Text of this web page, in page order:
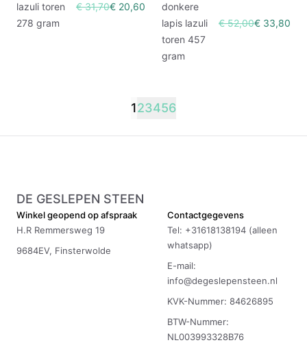
lazuli toren
278 gram
€ 31,70€ 20,60
donkere
lapis lazuli
toren 457
gram
€ 52,00€ 33,80
123456
DE GESLEPEN STEEN
Winkel geopend op afspraak
H.R Remmersweg 19
9684EV, Finsterwolde
Contactgegevens
Tel: +31618138194 (alleen
whatsapp)
E-mail:
info@degeslepensteen.nl
KVK-Nummer: 84626895
BTW-Nummer:
NL003993328B76